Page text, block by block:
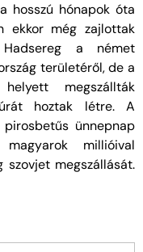
hosszú hónapok óta
ekkor még zajlottak
a német
területéről, de a
megszállták
hoztak létre. A
ünnepnap
millióival
szovjet megszállását.